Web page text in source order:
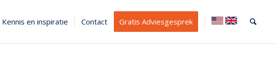
Kennis en inspiratie Contact Gratis Adviesgesprek